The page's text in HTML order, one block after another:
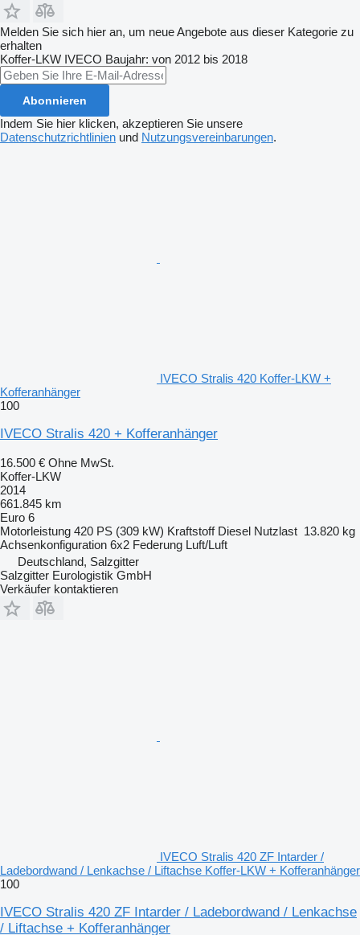
Melden Sie sich hier an, um neue Angebote aus dieser Kategorie zu
erhalten
Koffer-LKW IVECO Baujahr: von 2012 bis 2018
Abonnieren
Indem Sie hier klicken, akzeptieren Sie unsere
Datenschutzrichtlinien und Nutzungsvereinbarungen.
IVECO Stralis 420 Koffer-LKW +
Kofferanhänger
100
IVECO Stralis 420 + Kofferanhänger
16.500 € Ohne MwSt.
Koffer-LKW
2014
661.845 km
Euro 6
Motorleistung 420 PS (309 kW) Kraftstoff Diesel Nutzlast 13.820 kg
Achsenkonfiguration 6x2 Federung Luft/Luft
Deutschland, Salzgitter
Salzgitter Eurologistik GmbH
Verkäufer kontaktieren
IVECO Stralis 420 ZF Intarder /
Ladebordwand / Lenkachse / Liftachse Koffer-LKW + Kofferanhänger
100
IVECO Stralis 420 ZF Intarder / Ladebordwand / Lenkachse
/ Liftachse + Kofferanhänger